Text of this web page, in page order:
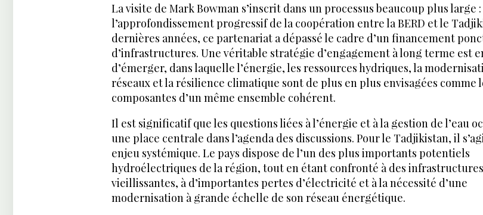
La visite de Mark Bowman s’inscrit dans un processus beaucoup plus large :
l’approfondissement progressif de la coopération entre la BERD et le
dernières années, ce partenariat a dépassé le cadre d’un financement
d’infrastructures. Une véritable stratégie d’engagement à long terme est
d’émerger, dans laquelle l’énergie, les ressources hydriques, la
réseaux et la résilience climatique sont de plus en plus envisagées comme
composantes d’un même ensemble cohérent.
Il est significatif que les questions liées à l’énergie et à la gestion de l’eau
une place centrale dans l’agenda des discussions. Pour le Tadjikistan, il
enjeu systémique. Le pays dispose de l’un des plus importants potentiels
hydroélectriques de la région, tout en étant confronté à des infrastructures
vieillissantes, à d’importantes pertes d’électricité et à la nécessité d’une
modernisation à grande échelle de son réseau énergétique.